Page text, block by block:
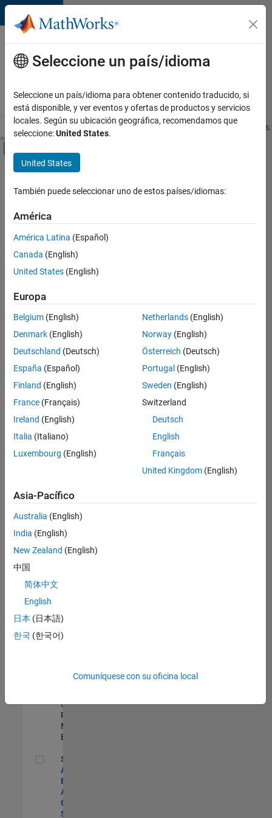
Saltar al contenido
Ofertas
de
empleo
MathWorks
Visión general Búsqueda de empleo Oficinas locales
Contenido principal
FILTRADO POR
Industry Marketing
Ordenar por
Guardar
empleos
seleccionados
No se
han
traducido
todos
los
empleos.
Busque
por
ubicación
todos
empleos
en su
zona.
Oil & Gas Industry Manager
US-TX-Plano
Marketing |
Senior
Program
US-MA-Natick|
Program
Management |
Experimentado
Senior Application Engineer - Aerospace - Control Systems
Senior
Application
Engineer -
Aerospace -
Control
Systems
Seleccione un país/idioma
Seleccione un país/idioma para obtener contenido traducido, si
está disponible, y ver eventos y ofertas de productos y servicios
locales. Según su ubicación geográfica, recomendamos que
seleccione:United States.
United States
También puede seleccionar uno de estos países/idiomas:
América
América Latina (Español)
Canada (English)
United States (English)
Europa
Belgium (English)
Denmark (English)
Deutschland (Deutsch)
España (Español)
Finland (English)
France (Français)
Ireland (English)
Italia (Italiano)
Luxembourg (English)
Netherlands(English)
Norway(English)
Österreich (Deutsch)
Portugal (English)
Sweden (English)
Switzerland
Deutsch
English
Français
United Kingdom(English)
Asia-Pacífico
Australia (English)
India (English)
New Zealand (English)
中国
简体中文
English
日本 (日本語)
한국 (한국어)
Comuníquese con su oficina local